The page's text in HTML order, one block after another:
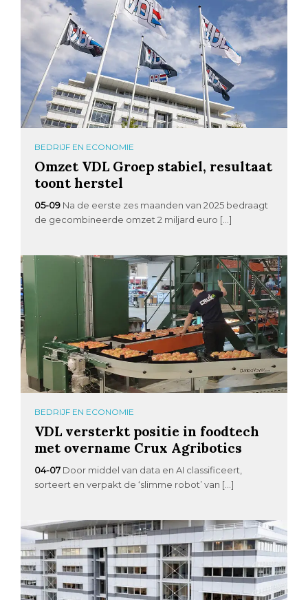
BEDRIJF EN ECONOMIE
Omzet VDL Groep stabiel, resultaat
toont herstel
05-09 Na de eerste zes maanden van 2025 bedraagt
de gecombineerde omzet 2 miljard euro […]
BEDRIJF EN ECONOMIE
VDL versterkt positie in foodtech
met overname Crux Agribotics
04-07 Door middel van data en AI classificeert,
sorteert en verpakt de ‘slimme robot’ van […]